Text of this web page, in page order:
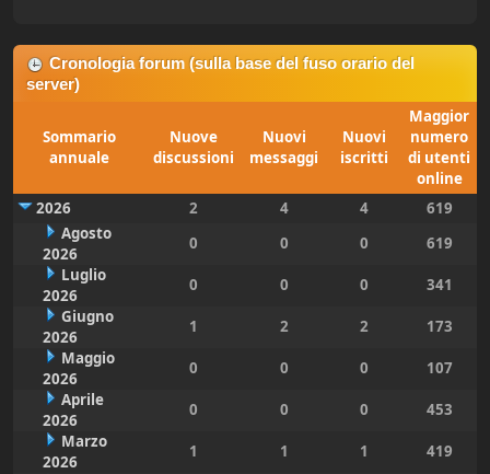
Cronologia forum (sulla base del fuso orario del
server)
Sommario
annuale
Nuove
discussioni
Nuovi
messaggi
Nuovi
iscritti
Maggior
numero
di utenti
online
2026
2 4 4
619
Agosto
2026
0 0 0
619
Luglio
2026
0 0 0
341
Giugno
2026
1 2 2
173
Maggio
2026
0 0 0
107
Aprile
2026
0 0 0
453
Marzo
2026
1 1 1 419